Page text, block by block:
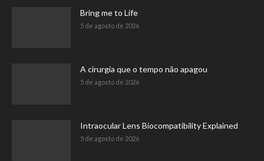
Bring me to Life
5 de agosto de 2026
A cirurgia que o tempo não apagou
5 de agosto de 2026
Intraocular Lens Biocompatibility Explained
5 de agosto de 2026